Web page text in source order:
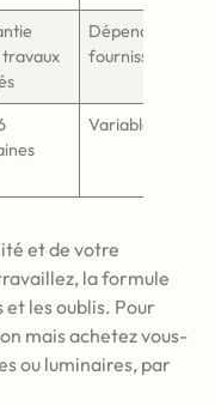
Dépend des
fournisseurs
Variable
et de votre
la formule
les oublis. Pour
mais achetez vous-
ou luminaires, par